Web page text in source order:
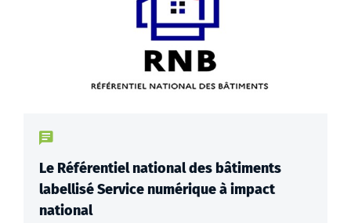
Type de contenu : actualités
Le Référentiel national des bâtiments
labellisé Service numérique à impact
national